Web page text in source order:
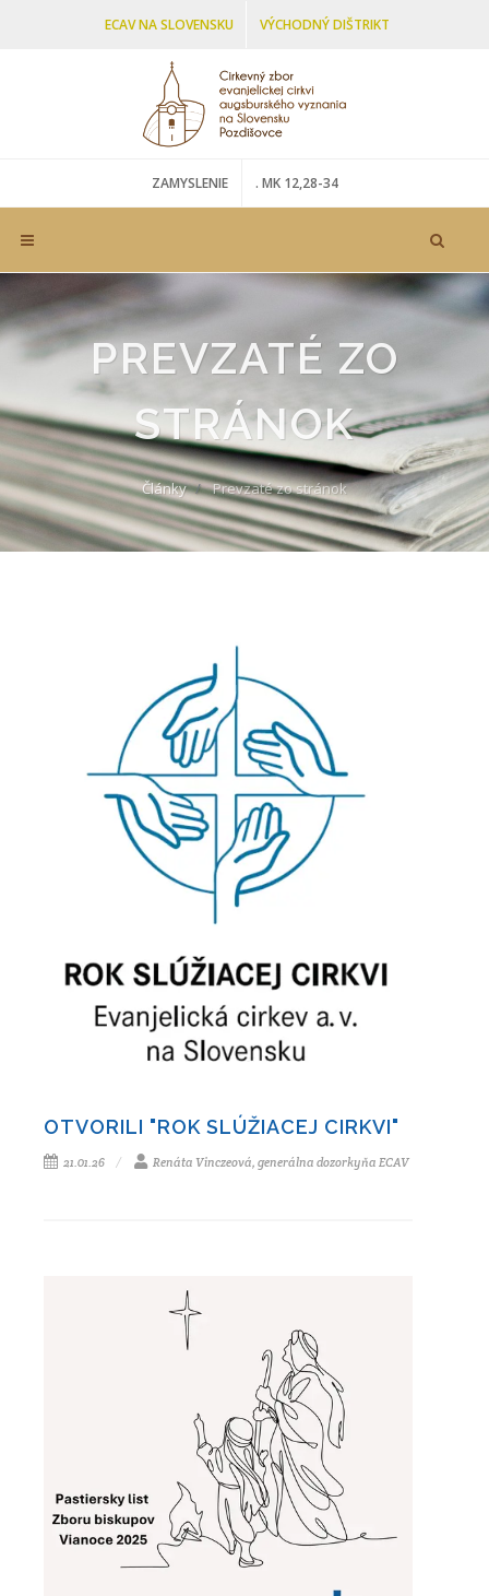
ECAV NA SLOVENSKU VÝCHODNÝ DIŠTRIKT
ŠARIŠSKO-ZEMPLÍNSKY SENIORÁT
ZAMYSLENIE . MK 12,28-34
PREVZATÉ ZO
STRÁNOK
Články Prevzaté zo stránok
OTVORILI "ROK SLÚŽIACEJ CIRKVI"
21.01.26 Renáta Vinczeová, generálna dozorkyňa ECAV